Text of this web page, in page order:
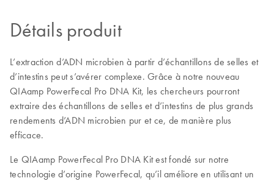
Détails produit
L’extraction d’ADN microbien à partir d’échantillons de selles et
d’intestins peut s’avérer complexe. Grâce à notre nouveau
QIAamp PowerFecal Pro DNA Kit, les chercheurs pourront
extraire des échantillons de selles et d’intestins de plus grands
rendements d’ADN microbien pur et ce, de manière plus
efficace.
Le QIAamp PowerFecal Pro DNA Kit est fondé sur notre
technologie d’origine PowerFecal, qu’il améliore en utilisant un